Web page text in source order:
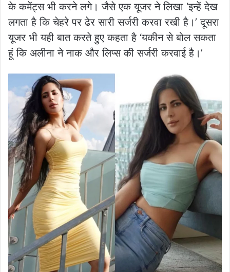
के कमेंट्स भी करने लगे। जैसे एक यूजर ने लिखा ‘इन्हें देख
लगता है कि चेहरे पर ढेर सारी सर्जरी करवा रखी है।’ दूसरा
यूजर भी यही बात करते हुए कहता है ‘यकीन से बोल सकता
हूं कि अलीना ने नाक और लिप्स की सर्जरी करवाई है।’